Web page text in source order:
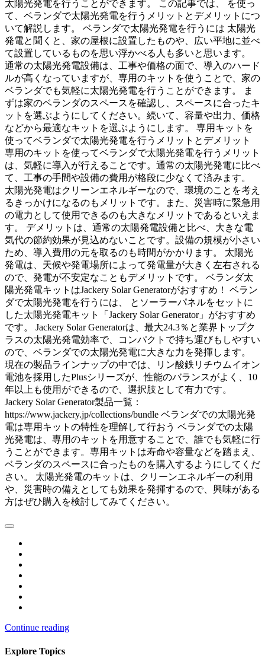
太陽光発電を行うことができます。 この記事では、 を使っ
て、ベランダで太陽光発電を行うメリットとデメリットにつ
いて解説します。 ベランダで太陽光発電を行うには 太陽光
発電と聞くと、家の屋根に設置したものや、広い平地に並べ
て設置しているものを思い浮かべる人も多いと思います。
通常の太陽光発電設備は、工事や価格の面で、導入のハード
ルが高くなっていますが、専用のキットを使うことで、家の
ベランダでも気軽に太陽光発電を行うことができます。 ま
ずは家のベランダのスペースを確認し、スペースに合ったキ
ットを選ぶようにしてください。続いて、容量や出力、価格
などから最適なキットを選ぶようにします。 専用キットを
使ってベランダで太陽光発電を行うメリットとデメリット
専用のキットを使ってベランダで太陽光発電を行うメリット
は、気軽に導入が行えることです。通常の太陽光発電に比べ
て、工事の手間や設備の費用が格段に少なくて済みます。
太陽光発電はクリーンエネルギーなので、環境のことを考え
るきっかけになるのもメリットです。また、災害時に緊急用
の電力として使用できるのも大きなメリットであるといえま
す。 デメリットは、通常の太陽発電設備と比べ、大きな電
気代の節約効果が見込めないことです。設備の規模が小さい
ため、導入費用の元を取るのも時間がかかります。 太陽光
発電は、天候や発電場所によって発電量が大きく左右される
ので、発電が不安定なこともデメリットです。 ベランダ太
陽光発電キットはJackery Solar Generatorがおすすめ！ ベラン
ダで太陽光発電を行うには、 とソーラーパネルをセットに
した太陽光発電キット「Jackery Solar Generator」がおすすめ
です。 Jackery Solar Generatorは、最大24.3％と業界トップク
ラスの太陽光発電効率で、コンパクトで持ち運びもしやすい
ので、ベランダでの太陽光発電に大きな力を発揮します。
現在の製品ラインナップの中では、リン酸鉄リチウムイオン
電池を採用したPlusシリーズが、性能のバランスがよく、10
年以上も使用ができるので、選択肢として有力です。
Jackery Solar Generator製品一覧：
https://www.jackery.jp/collections/bundle ベランダでの太陽光発
電は専用キットの特性を理解して行おう ベランダでの太陽
光発電は、専用のキットを用意することで、誰でも気軽に行
うことができます。専用キットは寿命や容量などを踏まえ、
ベランダのスペースに合ったものを購入するようにしてくだ
さい。 太陽光発電のキットは、クリーンエネルギーの利用
や、災害時の備えとしても効果を発揮するので、興味がある
方はぜひ購入を検討してみてください。
Continue reading
Explore Topics